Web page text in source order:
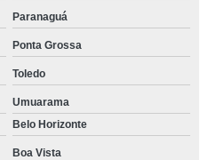
Paranaguá
Ponta Grossa
Toledo
Umuarama
Belo Horizonte
Boa Vista